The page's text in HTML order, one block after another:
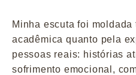
Minha escuta foi
acadêmica quanto pela
pessoas reais: histórias
sofrimento emocional,